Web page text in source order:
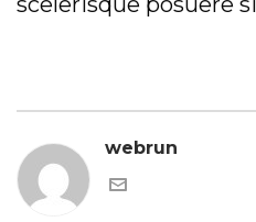
webrun